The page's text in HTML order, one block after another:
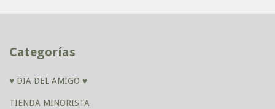
Categorías
♥ DIA DEL AMIGO ♥
TIENDA MINORISTA